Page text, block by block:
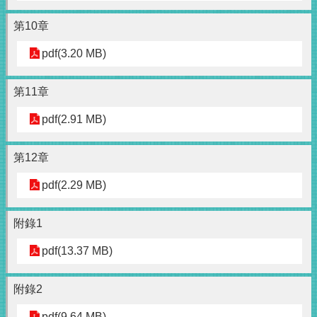
第10章
pdf(3.20 MB)
第11章
pdf(2.91 MB)
第12章
pdf(2.29 MB)
附錄1
pdf(13.37 MB)
附錄2